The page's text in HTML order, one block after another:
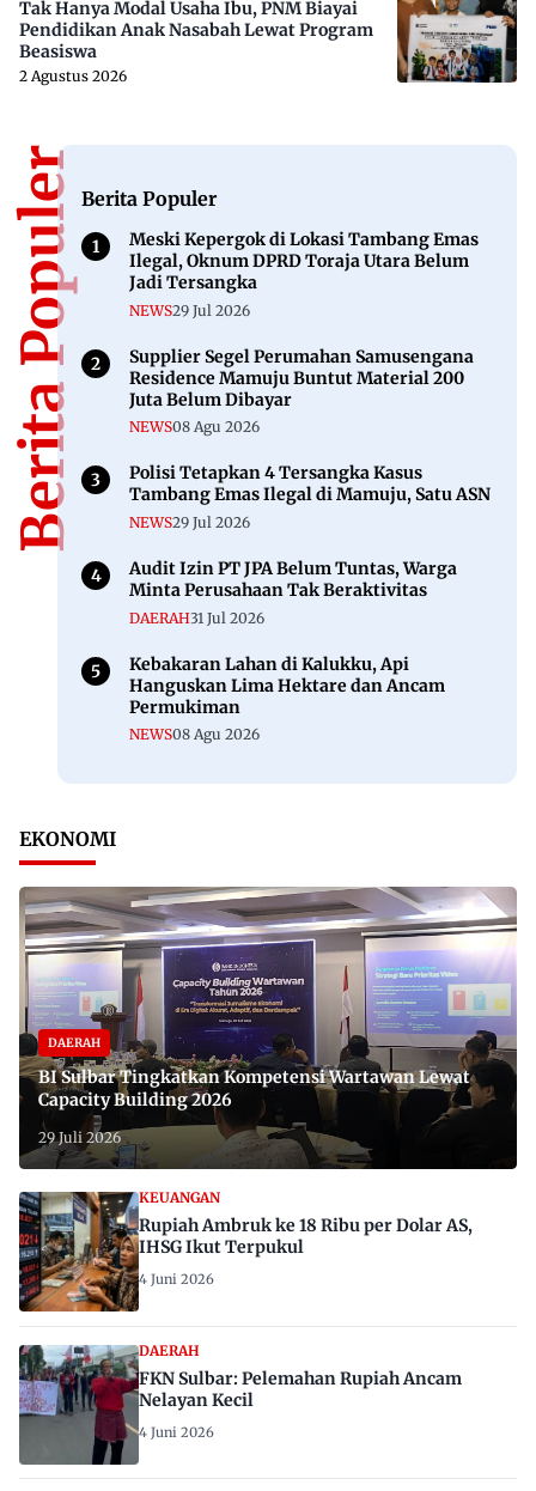
Tak Hanya Modal Usaha Ibu, PNM Biayai
Pendidikan Anak Nasabah Lewat Program
Beasiswa
2 Agustus 2026
Berita PopulerBerita Populer
Meski Kepergok di Lokasi Tambang Emas
Ilegal, Oknum DPRD Toraja Utara Belum
Jadi Tersangka
NEWS29 Jul 2026
Supplier Segel Perumahan Samusengana
Residence Mamuju Buntut Material 200
Juta Belum Dibayar
NEWS08 Agu 2026
Polisi Tetapkan 4 Tersangka Kasus
Tambang Emas Ilegal di Mamuju, Satu ASN
NEWS29 Jul 2026
Audit Izin PT JPA Belum Tuntas, Warga
Minta Perusahaan Tak Beraktivitas
DAERAH31 Jul 2026
Kebakaran Lahan di Kalukku, Api
Hanguskan Lima Hektare dan Ancam
Permukiman
NEWS08 Agu 2026
EKONOMI
DAERAH
BI Sulbar Tingkatkan Kompetensi Wartawan Lewat
Capacity Building 2026
29 Juli 2026
KEUANGAN
Rupiah Ambruk ke 18 Ribu per Dolar AS,
IHSG Ikut Terpukul
4 Juni 2026
DAERAH
FKN Sulbar: Pelemahan Rupiah Ancam
Nelayan Kecil
4 Juni 2026